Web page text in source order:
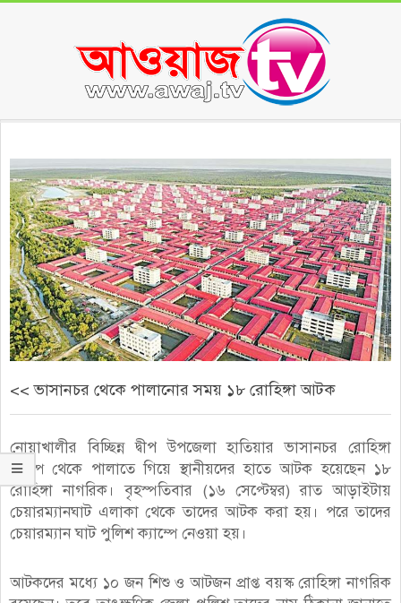
Menu
<< ভাসানচর থেকে পালানোর সময় ১৮ রোহিঙ্গা আটক
নোয়াখালীর বিচ্ছিন্ন দ্বীপ উপজেলা হাতিয়ার ভাসানচর রোহিঙ্গা
ক্যাম্প থেকে পালাতে গিয়ে স্থানীয়দের হাতে আটক হয়েছেন ১৮
রোহিঙ্গা নাগরিক। বৃহস্পতিবার (১৬ সেপ্টেম্বর) রাত আড়াইটায়
চেয়ারম্যানঘাট এলাকা থেকে তাদের আটক করা হয়। পরে তাদের
চেয়ারম্যান ঘাট পুলিশ ক্যাম্পে নেওয়া হয়।
আটকদের মধ্যে ১০ জন শিশু ও আটজন প্রাপ্ত বয়স্ক রোহিঙ্গা নাগরিক